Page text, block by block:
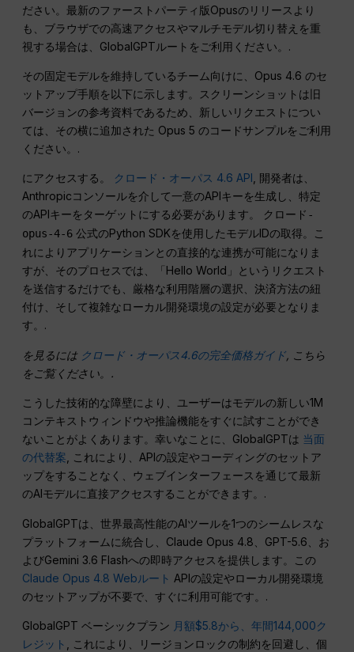
ださい。最新のファーストパーティ版Opusのリリースより
も、ブラウザでの高速アクセスやマルチモデル切り替えを重
視する場合は、GlobalGPTルートをご利用ください。.
その固定モデルを維持しているチーム向けに、Opus 4.6 のセ
ットアップ手順を以下に示します。スクリーンショットは旧
バージョンの参考資料であるため、新しいリクエストについ
ては、その横に追加された Opus 5 のコードサンプルをご利用
ください。.
にアクセスする。 クロード・オーパス 4.6 API , 開発者は、
Anthropicコンソールを介して一意のAPIキーを生成し、特定
のAPIキーをターゲットにする必要があります。
クロード-
opus-4-6 公式のPython SDKを使用したモデルIDの取得。こ
れによりアプリケーションとの直接的な連携が可能になりま
すが、そのプロセスでは、「Hello World」というリクエスト
を送信するだけでも、厳格な利用階層の選択、決済方法の紐
付け、そして複雑なローカル開発環境の設定が必要となりま
す。.
を見るには クロード・オーパス4.6の完全価格ガイド, こちら
をご覧ください。.
こうした技術的な障壁により、ユーザーはモデルの新しい1M
コンテキストウィンドウや推論機能をすぐに試すことができ
ないことがよくあります。幸いなことに、GlobalGPTは 当面
の代替案 , これにより、APIの設定やコーディングのセットア
ップをすることなく、ウェブインターフェースを通じて最新
のAIモデルに直接アクセスすることができます。.
GlobalGPTは、世界最高性能のAIツールを1つのシームレスな
プラットフォームに統合し、Claude Opus 4.8、GPT-5.6、お
よびGemini 3.6 Flashへの即時アクセスを提供します。この
Claude Opus 4.8 Webルート APIの設定やローカル開発環境
のセットアップが不要で、すぐに利用可能です。.
GlobalGPT ベーシックプラン 月額$5.8から、年間144,000ク
レジット
, これにより、リージョンロックの制約を回避し、個